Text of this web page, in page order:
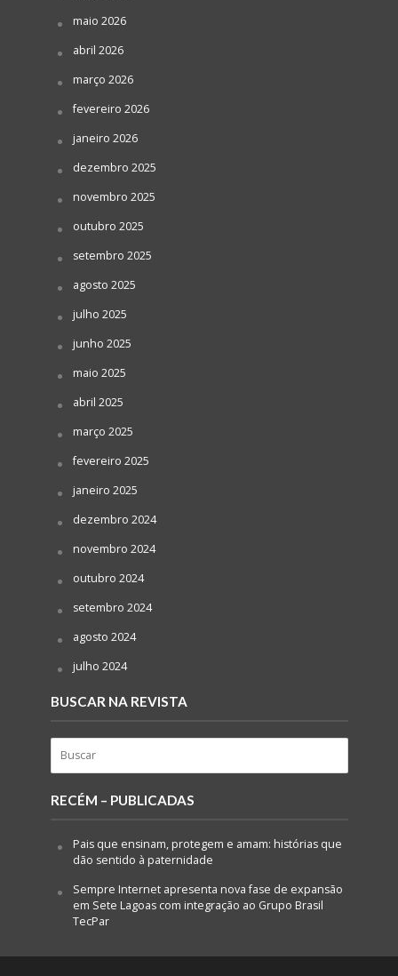
maio 2026
abril 2026
março 2026
fevereiro 2026
janeiro 2026
dezembro 2025
novembro 2025
outubro 2025
setembro 2025
agosto 2025
julho 2025
junho 2025
maio 2025
abril 2025
março 2025
fevereiro 2025
janeiro 2025
dezembro 2024
novembro 2024
outubro 2024
setembro 2024
agosto 2024
julho 2024
BUSCAR NA REVISTA
RECÉM – PUBLICADAS
Pais que ensinam, protegem e amam: histórias que
dão sentido à paternidade
Sempre Internet apresenta nova fase de expansão
em Sete Lagoas com integração ao Grupo Brasil
TecPar